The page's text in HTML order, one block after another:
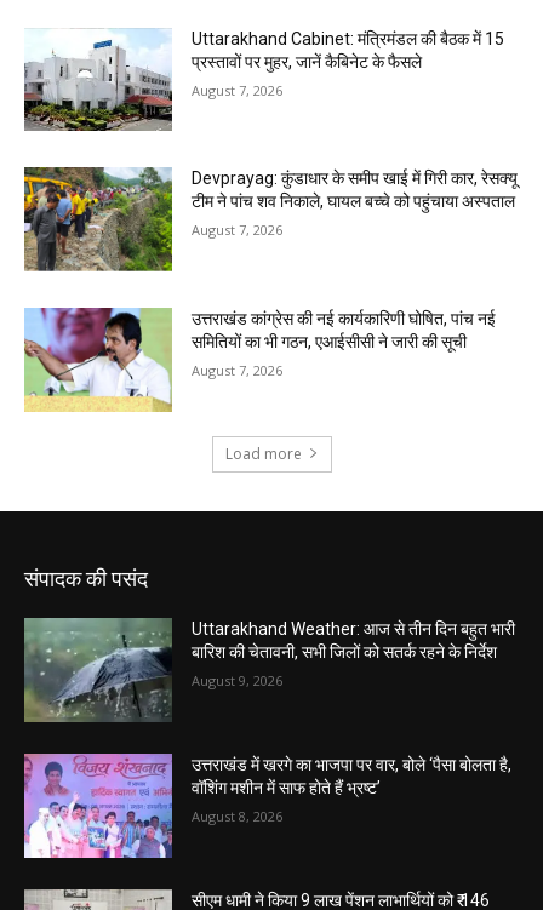
संपादक की पसंद
Uttarakhand Weather: आज से तीन दिन बहुत भारी
बारिश की चेतावनी, सभी जिलों को सतर्क रहने के निर्देश
August 9, 2026
उत्तराखंड में खरगे का भाजपा पर वार, बोले ‘पैसा बोलता है,
वॉशिंग मशीन में साफ होते हैं भ्रष्ट’
August 8, 2026
सीएम धामी ने किया 9 लाख पेंशन लाभार्थियों को ₹ 146